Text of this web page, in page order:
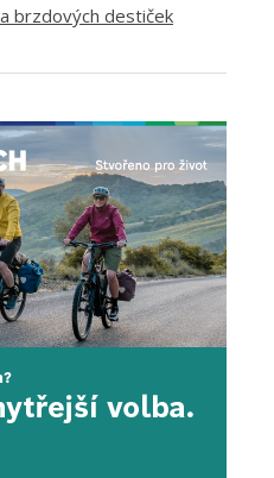
brzdových destiček